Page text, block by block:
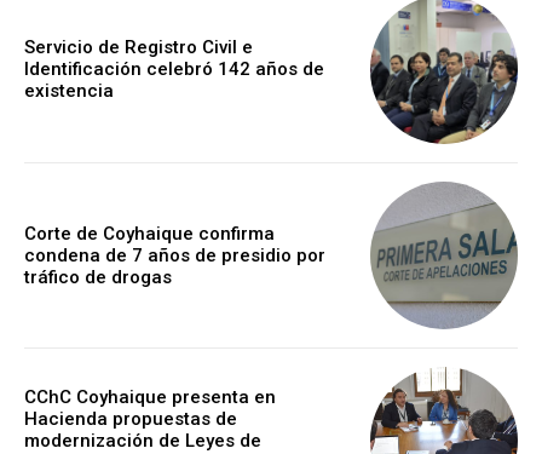
Servicio de Registro Civil e
Identificación celebró 142 años de
existencia
Corte de Coyhaique confirma
condena de 7 años de presidio por
tráfico de drogas
CChC Coyhaique presenta en
Hacienda propuestas de
modernización de Leyes de